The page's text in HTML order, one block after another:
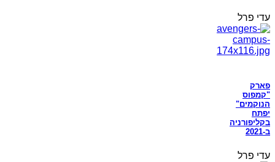
עדי פרל
פארק
"קמפוס
הנוקמים"
יפתח
בקליפורניה
ב-2021
עדי פרל